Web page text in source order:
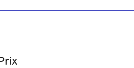
Prix